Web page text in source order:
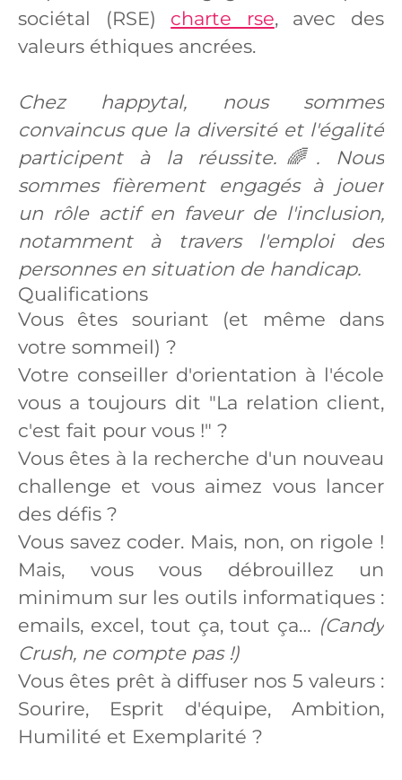
sociétal (RSE) charte rse, avec des
valeurs éthiques ancrées.
Chez happytal, nous sommes
convaincus que la diversité et l'égalité
participent à la réussite.🌈. Nous
sommes fièrement engagés à jouer
un rôle actif en faveur de l'inclusion,
notamment à travers l'emploi des
personnes en situation de handicap.
Qualifications
Vous êtes souriant (et même dans
votre sommeil) ?
Votre conseiller d'orientation à l'école
vous a toujours dit "La relation client,
c'est fait pour vous !" ?
Vous êtes à la recherche d'un nouveau
challenge et vous aimez vous lancer
des défis ?
Vous savez coder. Mais, non, on rigole !
Mais, vous vous débrouillez un
minimum sur les outils informatiques :
emails, excel, tout ça, tout ça… (Candy
Crush, ne compte pas !)
Vous êtes prêt à diffuser nos 5 valeurs :
Sourire, Esprit d'équipe, Ambition,
Humilité et Exemplarité ?